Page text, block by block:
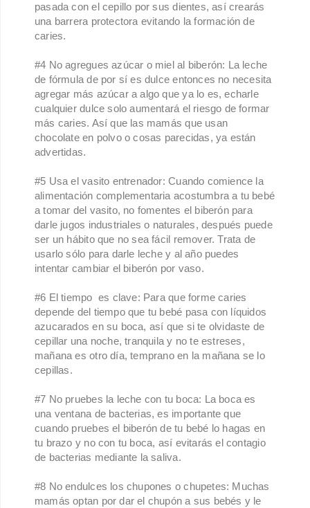
pasada con el cepillo por sus dientes, así crearás
una barrera protectora evitando la formación de
caries.
#4 No agregues azúcar o miel al biberón: La leche
de fórmula de por sí es dulce entonces no necesita
agregar más azúcar a algo que ya lo es, echarle
cualquier dulce solo aumentará el riesgo de formar
más caries. Así que las mamás que usan
chocolate en polvo o cosas parecidas, ya están
advertidas.
#5 Usa el vasito entrenador: Cuando comience la
alimentación complementaria acostumbra a tu bebé
a tomar del vasito, no fomentes el biberón para
darle jugos industriales o naturales, después puede
ser un hábito que no sea fácil remover. Trata de
usarlo sólo para darle leche y al año puedes
intentar cambiar el biberón por vaso.
#6 El tiempo es clave: Para que forme caries
depende del tiempo que tu bebé pasa con líquidos
azucarados en su boca, así que si te olvidaste de
cepillar una noche, tranquila y no te estreses,
mañana es otro día, temprano en la mañana se lo
cepillas.
#7 No pruebes la leche con tu boca: La boca es
una ventana de bacterias, es importante que
cuando pruebes el biberón de tu bebé lo hagas en
tu brazo y no con tu boca, así evitarás el contagio
de bacterias mediante la saliva.
#8 No endulces los chupones o chupetes: Muchas
mamás optan por dar el chupón a sus bebés y le